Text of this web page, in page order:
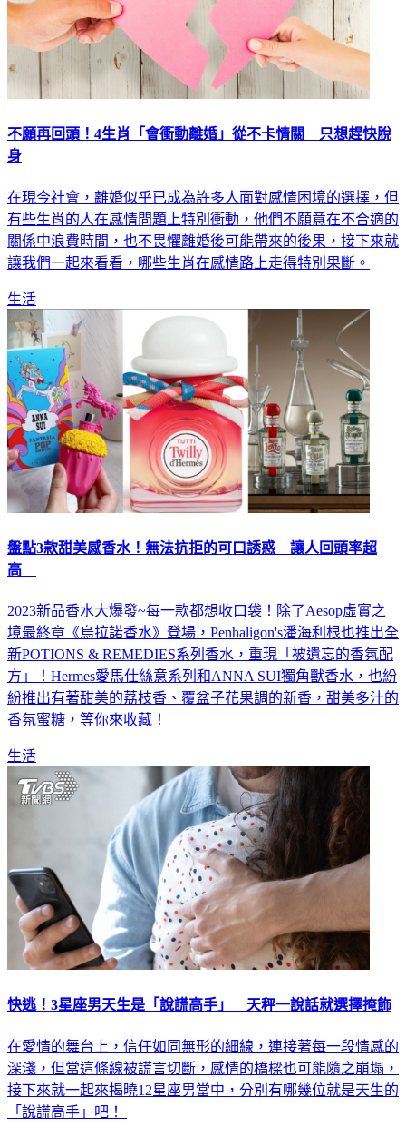
不願再回頭！4生肖「會衝動離婚」從不卡情關 只想趕快脫
身
在現今社會，離婚似乎已成為許多人面對感情困境的選擇，但
有些生肖的人在感情問題上特別衝動，他們不願意在不合適的
關係中浪費時間，也不畏懼離婚後可能帶來的後果，接下來就
讓我們一起來看看，哪些生肖在感情路上走得特別果斷。
生活
盤點3款甜美感香水！無法抗拒的可口誘惑 讓人回頭率超
高
2023新品香水大爆發~每一款都想收口袋！除了Aesop虛實之
境最終章《烏拉諾香水》登場，Penhaligon's潘海利根也推出全
新POTIONS & REMEDIES系列香水，重現「被遺忘的香氛配
方」！Hermes愛馬仕絲意系列和ANNA SUI獨角獸香水，也紛
紛推出有著甜美的荔枝香、覆盆子花果調的新香，甜美多汁的
香氛蜜糖，等你來收藏！
生活
快逃！3星座男天生是「說謊高手」 天秤一說話就選擇掩飾
在愛情的舞台上，信任如同無形的細線，連接著每一段情感的
深淺，但當這條線被謊言切斷，感情的橋樑也可能隨之崩塌，
接下來就一起來揭曉12星座男當中，分別有哪幾位就是天生的
「說謊高手」吧！